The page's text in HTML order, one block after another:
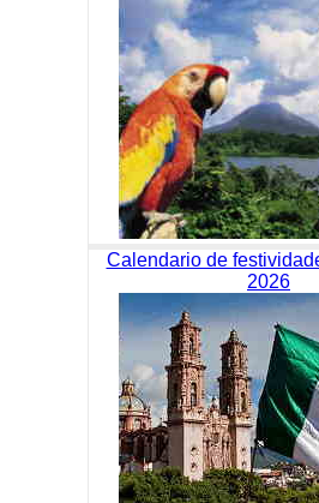
Calendario de
2026